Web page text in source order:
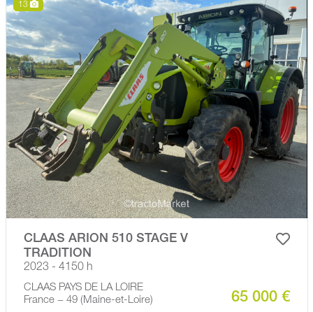
13
CLAAS ARION 510 STAGE V
TRADITION
2023 - 4150 h
CLAAS PAYS DE LA LOIRE
France − 49 (Maine-et-Loire)
65 000 €